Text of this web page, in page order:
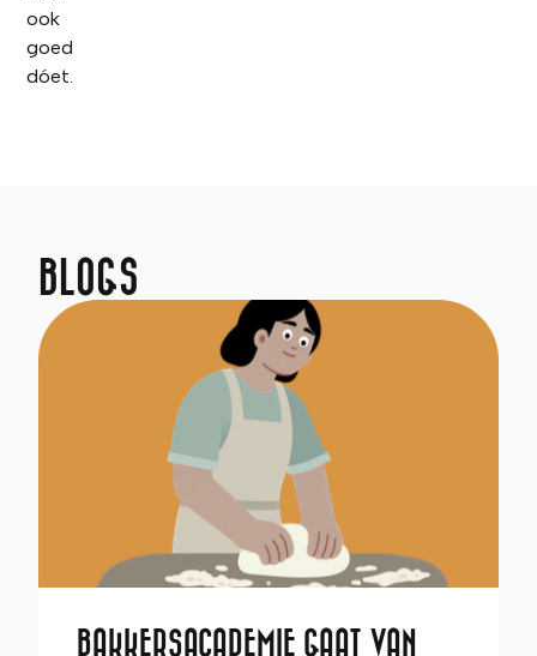
ook
goed
dóet.
BLOGS
BAKKERSACADEMIE GAAT VAN